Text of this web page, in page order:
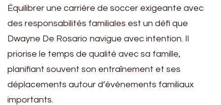
Équilibrer une carrière de soccer exigeante avec
des responsabilités familiales est un défi que
Dwayne De Rosario navigue avec intention. Il
priorise le temps de qualité avec sa famille,
planifiant souvent son entraînement et ses
déplacements autour d’événements familiaux
importants.